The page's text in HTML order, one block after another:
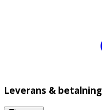
Leverans & betalning